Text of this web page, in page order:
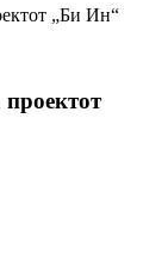
„Би Ин“